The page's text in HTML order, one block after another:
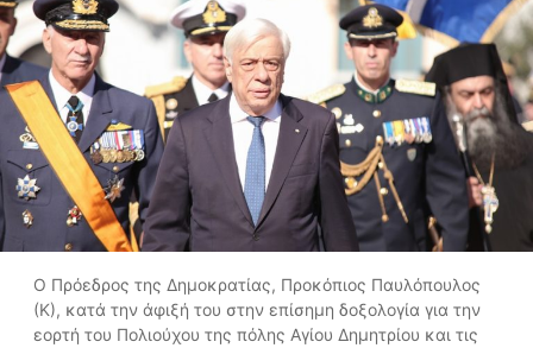
Ο Πρόεδρος της Δημοκρατίας, Προκόπιος Παυλόπουλος
(Κ), κατά την άφιξή του στην επίσημη δοξολογία για την
εορτή του Πολιούχου της πόλης Αγίου Δημητρίου και τις